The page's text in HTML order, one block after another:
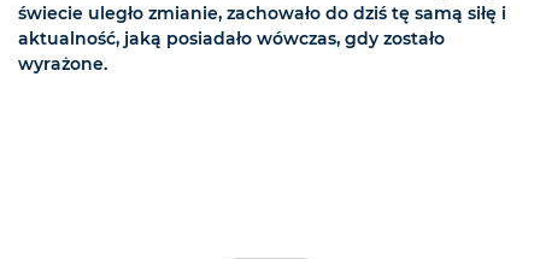
świecie uległo zmianie, zachowało do dziś tę samą siłę i
aktualność, jaką posiadało wówczas, gdy zostało
wyrażone.